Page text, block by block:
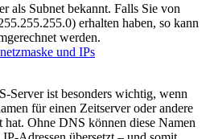
als Subnet bekannt. Falls Sie von
erhalten haben, so kann
werden.
und IPs
Server ist besonders wichtig, wenn
für einen Zeitserver oder andere
hat. Ohne DNS können diese Namen